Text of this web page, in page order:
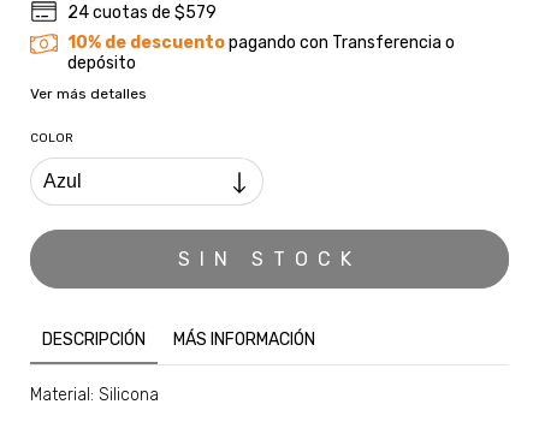
24cuotas de$579
10% de descuentopagando con Transferencia o
depósito
Ver más detalles
COLOR
DESCRIPCIÓN MÁS INFORMACIÓN
Material: Silicona